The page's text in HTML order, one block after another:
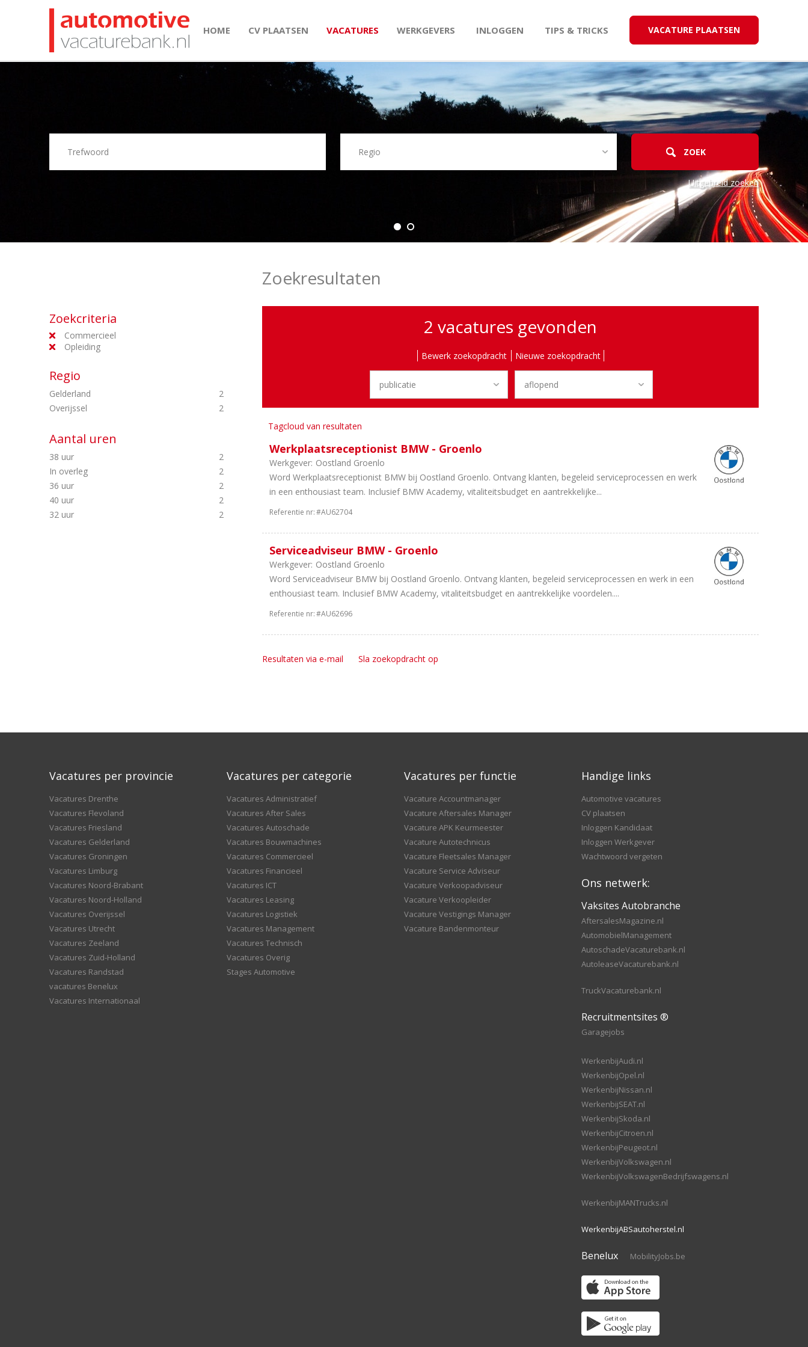
HOME CV PLAATSEN VACATURES WERKGEVERS INLOGGEN TIPS & TRICKS VACATURE PLAATSEN
Uitgebreid zoeken
Zoekcriteria
Commercieel
Opleiding
Regio
Gelderland
2
Overijssel
2
Aantal uren
38 uur
2
In overleg
2
36 uur
2
40 uur
2
32 uur
2
Zoekresultaten
2 vacatures gevonden
Bewerk zoekopdracht Nieuwe zoekopdracht
Tagcloud van resultaten
Werkplaatsreceptionist BMW - Groenlo
Werkgever: Oostland Groenlo
Word Werkplaatsreceptionist BMW bij Oostland Groenlo. Ontvang klanten, begeleid serviceprocessen en werk
in een enthousiast team. Inclusief BMW Academy, vitaliteitsbudget en aantrekkelijke...
Referentie nr:#AU62704
Serviceadviseur BMW - Groenlo
Werkgever: Oostland Groenlo
Word Serviceadviseur BMW bij Oostland Groenlo. Ontvang klanten, begeleid serviceprocessen en werk in een
enthousiast team. Inclusief BMW Academy, vitaliteitsbudget en aantrekkelijke voordelen....
Referentie nr:#AU62696
Resultaten via e-mail Sla zoekopdracht op
Vacatures per provincie
Vacatures Drenthe
Vacatures Flevoland
Vacatures Friesland
Vacatures Gelderland
Vacatures Groningen
Vacatures Limburg
Vacatures Noord-Brabant
Vacatures Noord-Holland
Vacatures Overijssel
Vacatures Utrecht
Vacatures Zeeland
Vacatures Zuid-Holland
Vacatures Randstad
vacatures Benelux
Vacatures Internationaal
Vacatures per categorie
Vacatures Administratief
Vacatures After Sales
Vacatures Autoschade
Vacatures Bouwmachines
Vacatures Commercieel
Vacatures Financieel
Vacatures ICT
Vacatures Leasing
Vacatures Logistiek
Vacatures Management
Vacatures Technisch
Vacatures Overig
Stages Automotive
Vacatures per functie
Vacature Accountmanager
Vacature Aftersales Manager
Vacature APK Keurmeester
Vacature Autotechnicus
Vacature Fleetsales Manager
Vacature Service Adviseur
Vacature Verkoopadviseur
Vacature Verkoopleider
Vacature Vestigings Manager
Vacature Bandenmonteur
Handige links
Automotive vacatures
CV plaatsen
Inloggen Kandidaat
Inloggen Werkgever
Wachtwoord vergeten
Ons netwerk:
Vaksites Autobranche
AftersalesMagazine.nl
AutomobielManagement
AutoschadeVacaturebank.nl
AutoleaseVacaturebank.nl
TruckVacaturebank.nl
Recruitmentsites ®
Garagejobs
WerkenbijAudi.nl
WerkenbijOpel.nl
WerkenbijNissan.nl
WerkenbijSEAT.nl
WerkenbijSkoda.nl
WerkenbijCitroen.nl
WerkenbijPeugeot.nl
WerkenbijVolkswagen.nl
WerkenbijVolkswagenBedrijfswagens.nl
WerkenbijMANTrucks.nl
WerkenbijABSautoherstel.nl
Benelux MobilityJobs.be